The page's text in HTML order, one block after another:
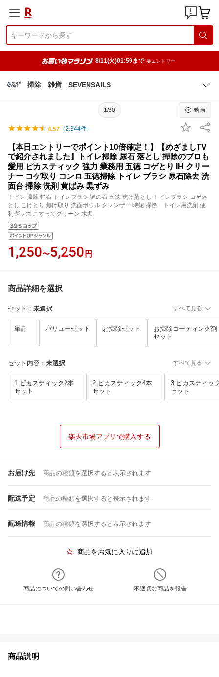
8/11(火)01:59まで 要エントリー
掃除 雑貨 SEVENSAILS
1/30 動画
4.57 （2,344件）
【本日エントリーでポイント10倍確定！】【めざましTV
で紹介されました】トイレ掃除 尿石 落とし 掃除のプロも
愛用 ピカスティック 強力 業務用 五徳 コゲとり IH クリー
ナー コゲ取り コンロ 五徳掃除 トイレ ブラシ 尿石除去 洗
面台 掃除 洗剤 黄ばみ 黒ずみ
トイレ 掃除 軽石 トイレブラシ 謎の石 五徳 焦げ落とし トイレブラシ コゲ落
とし こげとり 焦げ取り 洗面ボウル クレンザー 時短 掃除 トイレ用洗剤 便
利グッズ こすってクリーン 水垢
1,250〜5,250 円
商品詳細を選択
セット ： 未選択 すべて見る
単品 バリューセット お掃除セット
お掃除コーティング剤
セット
セット内容 ： 未選択 すべて見る
1.ピカスティック2本
セット
2.ピカスティック4本
セット
3.ピカスティッ
セット
楽天市場アプリで購入する
お届け先 商品の種類を選択すると表示されます
配送予定 商品の種類を選択すると表示されます
配送情報 商品の種類を選択すると表示されます
商品をお気に入りに追加
商品についての問い合わせ 不適切な商品を報告
商品説明